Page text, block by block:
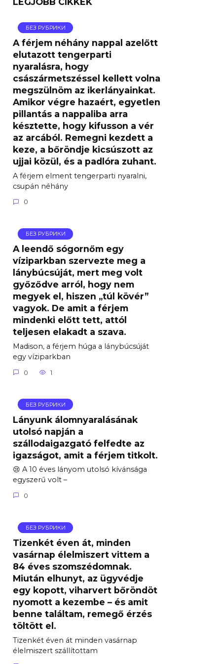
БЕЗ РУБРИКИ
A férjem néhány nappal azelőtt
elutazott tengerparti
nyaralásra, hogy
császármetszéssel kellett volna
megszülnöm az ikerlányainkat.
Amikor végre hazaért, egyetlen
pillantás a nappaliba arra
késztette, hogy kifusson a vér
az arcából. Remegni kezdett a
keze, a bőröndje kicsúszott az
ujjai közül, és a padlóra zuhant.
A férjem elment tengerparti nyaralni,
csupán néhány
0
БЕЗ РУБРИКИ
A leendő sógornőm egy
víziparkban szervezte meg a
lánybúcsúját, mert meg volt
győződve arról, hogy nem
megyek el, hiszen „túl kövér”
vagyok. De amit a férjem
mindenki előtt tett, attól
teljesen elakadt a szava.
Madison, a férjem húga a lánybúcsúját
egy víziparkban
0 1
БЕЗ РУБРИКИ
Lányunk álomnyaralásának
utolsó napján a
szállodaigazgató felfedte az
igazságot, amit a férjem titkolt.
😢 A 10 éves lányom utolsó kívánsága
egyszerű volt –
0
БЕЗ РУБРИКИ
Tizenkét éven át, minden
vasárnap élelmiszert vittem a
84 éves szomszédomnak.
Miután elhunyt, az ügyvédje
egy kopott, viharvert bőröndöt
nyomott a kezembe – és amit
benne találtam, remegő érzés
töltött el.
Tizenkét éven át minden vasárnap
élelmiszert szállítottam